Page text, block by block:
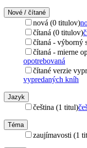
Nové / čítané
nová (0 titulov)
čítaná (0 titulov)
čítaná - výborný
čítaná - mierne
opotrebovaná
čítané verzie
vypredaných kníh
Jazyk
čeština (1 titul)
Téma
zaujímavosti (1